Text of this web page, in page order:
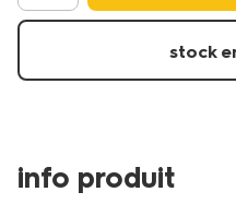
200x200%2F220-
5750165.html
stock
info produit